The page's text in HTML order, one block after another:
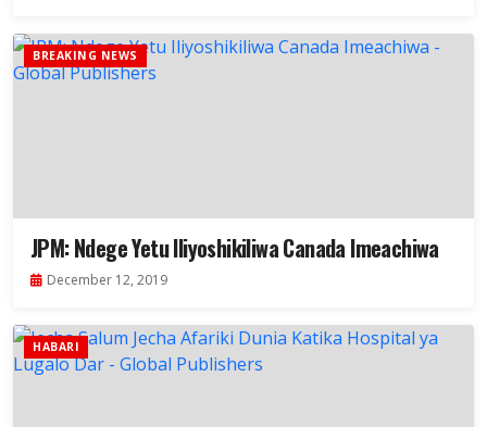
BREAKING NEWS
JPM: Ndege Yetu Iliyoshikiliwa Canada Imeachiwa
December 12, 2019
HABARI